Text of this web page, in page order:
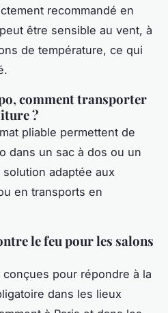
recommandé en
être sensible au vent, à
de température, ce qui
comment transporter
?
pliable permettent de
dans un sac à dos ou un
solution adaptée aux
en transports en
le feu pour les salons
pour répondre à la
dans les lieux